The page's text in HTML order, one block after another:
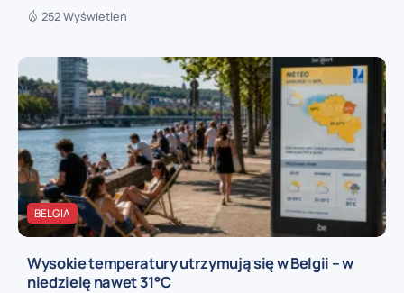
252 Wyświetleń
BELGIA
Wysokie temperatury utrzymują się w Belgii – w
niedzielę nawet 31°C